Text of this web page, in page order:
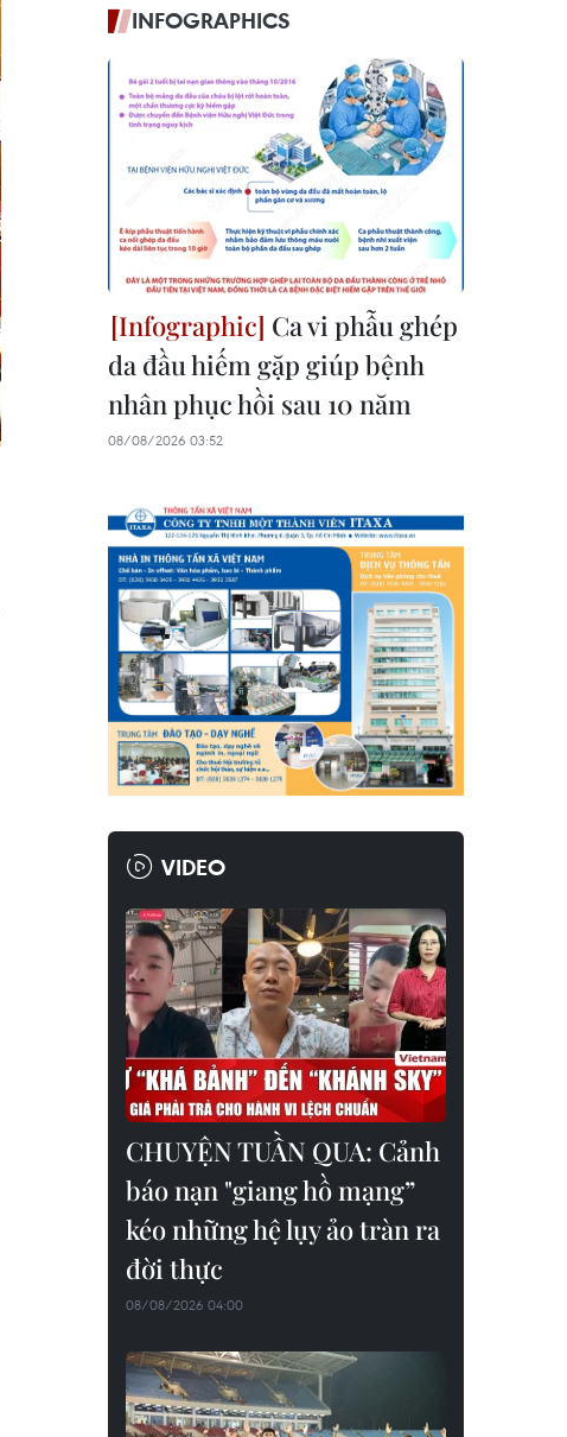
INFOGRAPHICS
Ca vi phẫu ghép
da đầu hiếm gặp giúp bệnh
nhân phục hồi sau 10 năm
08/08/2026 03:52
VIDEO
CHUYỆN TUẦN QUA: Cảnh
báo nạn "giang hồ mạng”
kéo những hệ lụy ảo tràn ra
đời thực
08/08/2026 04:00